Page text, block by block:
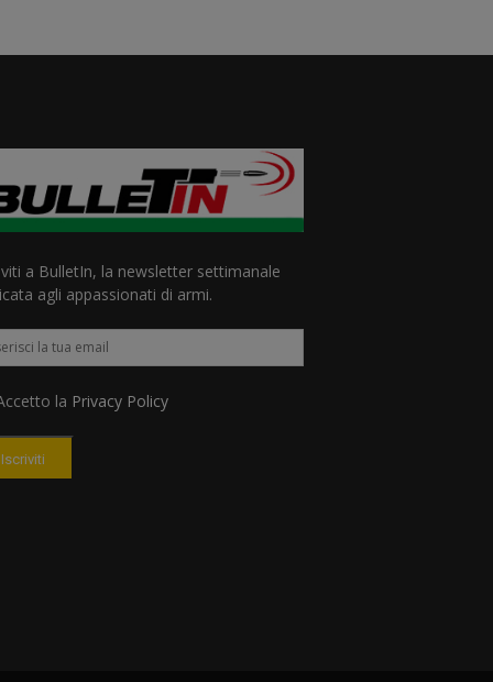
a BulletIn, la newsletter settimanale
agli appassionati di armi.
la Privacy Policy
Iscriviti